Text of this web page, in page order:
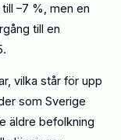
–7 % , men en
till en
, vilka står för upp
som Sverige
äldre befolkning